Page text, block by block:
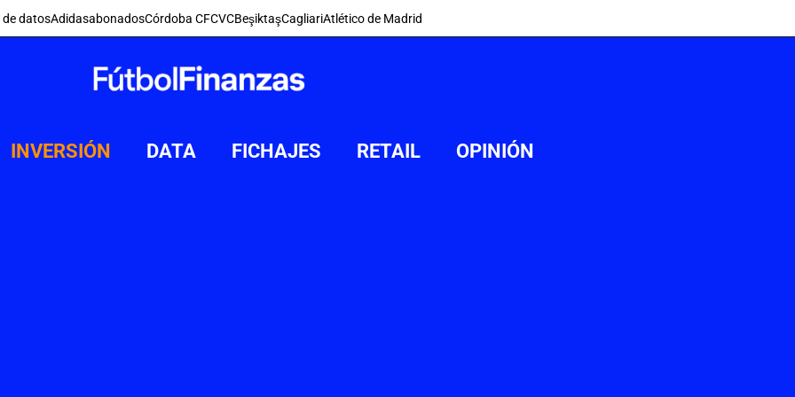
datosAdidasabonadosCórdoba CFCVCBeşiktaşCagliariAtlético de Madrid
INVERSIÓN DATA FICHAJES RETAIL OPINIÓN